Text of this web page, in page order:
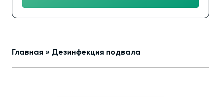
Главная » Дезинфекция подвала